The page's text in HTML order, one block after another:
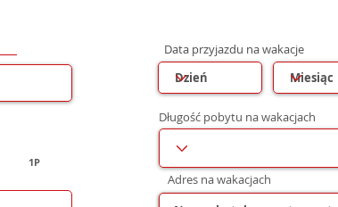
1P
Data przyjazdu na wakacje
Długość pobytu na wakacjach
Adres na wakacjach